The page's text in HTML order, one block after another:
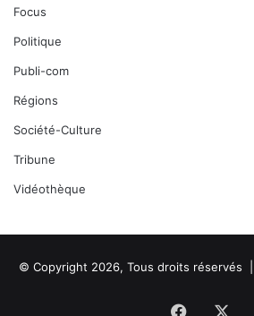
Focus
Politique
Publi-com
Régions
Société-Culture
Tribune
Vidéothèque
© Copyright 2026, Tous droits réservés |
Facebook